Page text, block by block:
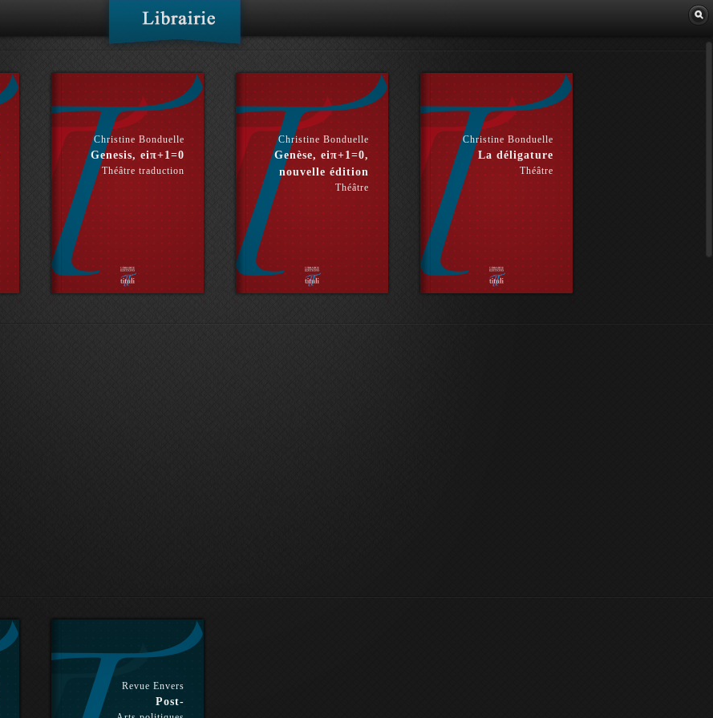
Christine Bonduelle
Genesis, eiπ+1=0
Théâtre traduction
Christine Bonduelle
Genèse, eiπ+1=0,
nouvelle édition
Théâtre
Christine Bonduelle
La déligature
Théâtre
Revue Envers
Post-